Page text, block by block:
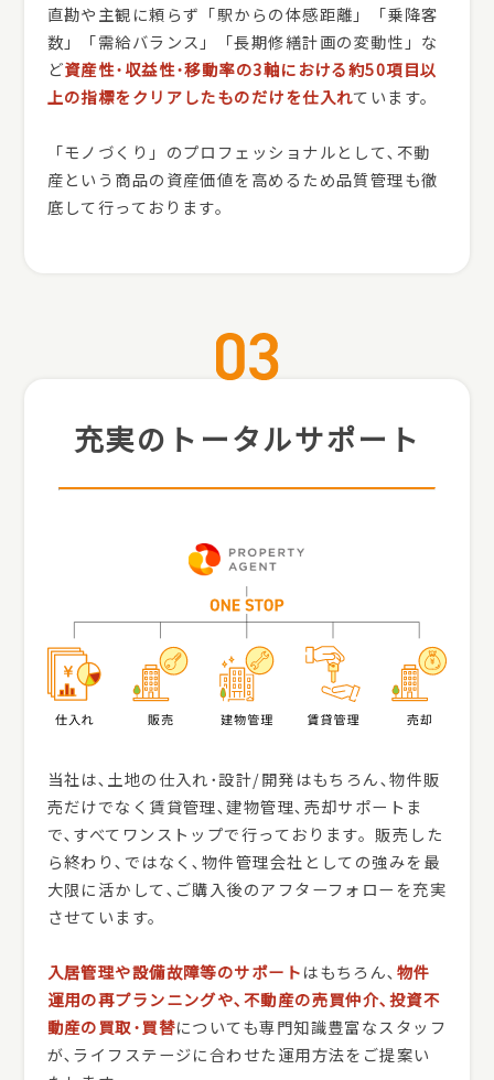
直勘や主観に頼らず「駅からの体感距離」「乗降客
数」「需給バランス」「長期修繕計画の変動性」な
ど資産性･収益性･移動率の3軸における約50項目以
上の指標をクリアしたものだけを仕入れています。
「モノづくり」のプロフェッショナルとして､不動
産という商品の資産価値を高めるため品質管理も徹
底して行っております。
充実のトータルサポート
当社は､土地の仕入れ･設計/開発はもちろん､物件販
売だけでなく賃貸管理､建物管理､売却サポートま
で､すべてワンストップで行っております。販売した
ら終わり､ではなく､物件管理会社としての強みを最
大限に活かして､ご購入後のアフターフォローを充実
させています。
入居管理や設備故障等のサポートはもちろん､ 物件
運用の再プランニングや､不動産の売買仲介､投資不
動産の買取･買替についても専門知識豊富なスタッフ
が､ライフステージに合わせた運用方法をご提案い